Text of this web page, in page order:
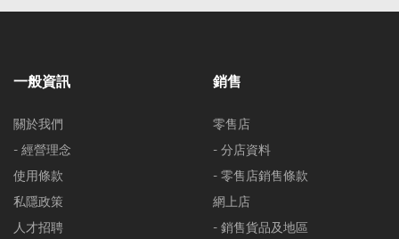
一般資訊
關於我們
- 經營理念
使用條款
私隱政策
人才招聘
銷售
零售店
- 分店資料
- 零售店銷售條款
網上店
- 銷售貨品及地區